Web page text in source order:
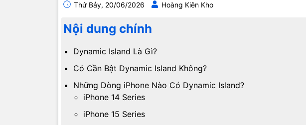
Thứ Bảy, 20/06/2026 Hoàng Kiên Kho
Nội dung chính
Dynamic Island Là Gì?
Có Cần Bật Dynamic Island Không?
Những Dòng iPhone Nào Có Dynamic Island?
iPhone 14 Series
iPhone 15 Series